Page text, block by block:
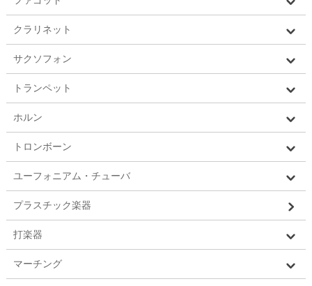
クラリネット
サクソフォン
トランペット
ホルン
トロンボーン
ユーフォニアム・チューバ
プラスチック楽器
打楽器
マーチング